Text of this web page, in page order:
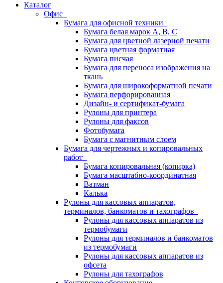
Каталог
Офис
Бумага для офисной техники
Бумага белая марок А, В, С
Бумага для цветной лазерной печати
Бумага цветная форматная
Бумага писчая
Бумага для переноса изображения на
ткань
Бумага для широкоформатной печати
Бумага перфорированная
Дизайн- и сертификат-бумага
Рулоны для принтера
Рулоны для факсов
Фотобумага
Бумага с магнитным слоем
Бумага для чертежных и копировальных
работ
Бумага копировальная (копирка)
Бумага масштабно-координатная
Ватман
Калька
Рулоны для кассовых аппаратов,
терминалов, банкоматов и тахографов
Рулоны для кассовых аппаратов из
термобумаги
Рулоны для терминалов и банкоматов
из термобумаги
Рулоны для кассовых аппаратов из
офсета
Рулоны для тахографов